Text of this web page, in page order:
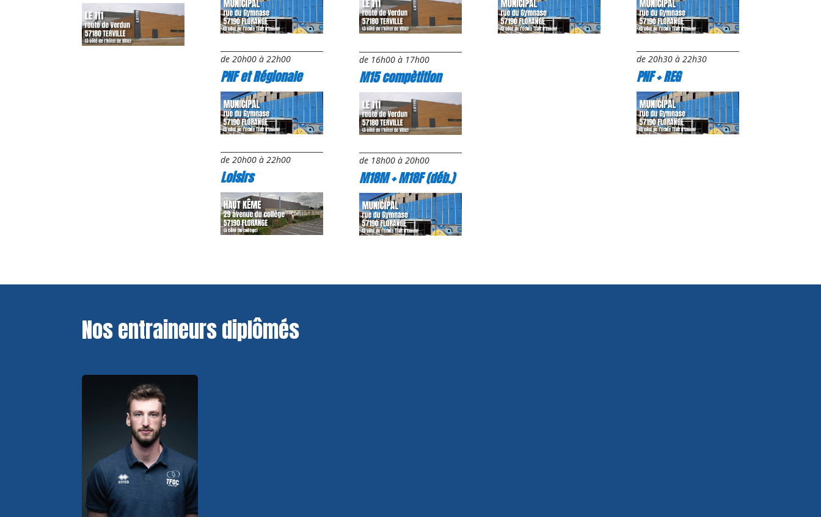
de 20h00 à 22h00
PNF et Régionale
de 20h00 à 22h00
Loisirs
de 16h00 à 17h00
M15 compètition
de 18h00 à 20h00
M18M + M18F (déb.)
de 20h30 à 22h30
PNF + REG
Nos entraineurs diplômés